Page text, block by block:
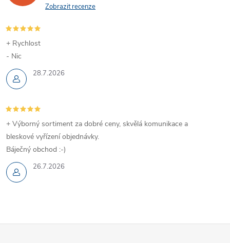
Zobrazit recenze
28.7.2026
+ Rychlost
- Nic
26.7.2026
+ Výborný sortiment za dobré ceny, skvělá komunikace a
bleskové vyřízení objednávky.
Báječný obchod :-)